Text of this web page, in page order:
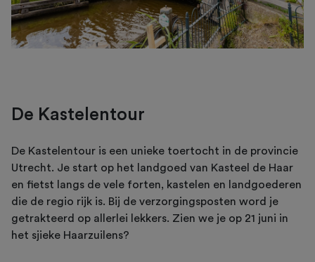
De Kastelentour
De Kastelentour is een unieke toertocht in de provincie
Utrecht. Je start op het landgoed van Kasteel de Haar
en fietst langs de vele forten, kastelen en landgoederen
die de regio rijk is. Bij de verzorgingsposten word je
getrakteerd op allerlei lekkers. Zien we je op 21 juni in
het sjieke Haarzuilens?